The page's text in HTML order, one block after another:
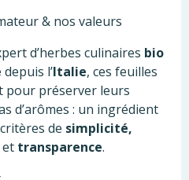
& nos valeurs
d’herbes culinaires bio
depuis l’Italie, ces feuilles
pour préserver leurs
d’arômes : un ingrédient
de simplicité,
et transparence.